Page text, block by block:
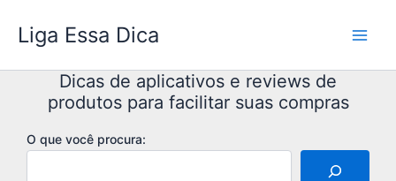
para
conteúdo
Liga Essa Dica
Dicas de aplicativos e reviews de
produtos para facilitar suas compras
O que você procura: